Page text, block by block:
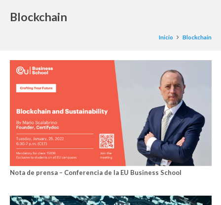
Blockchain
Inicio Blockchain
Nota de prensa – Conferencia de la EU Business School